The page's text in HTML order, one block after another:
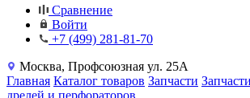
Сравнение
Войти
+7 (499) 281-81-70
Москва, Профсоюзная ул. 25А
Главная Каталог товаров Запчасти
дрелей и перфораторов